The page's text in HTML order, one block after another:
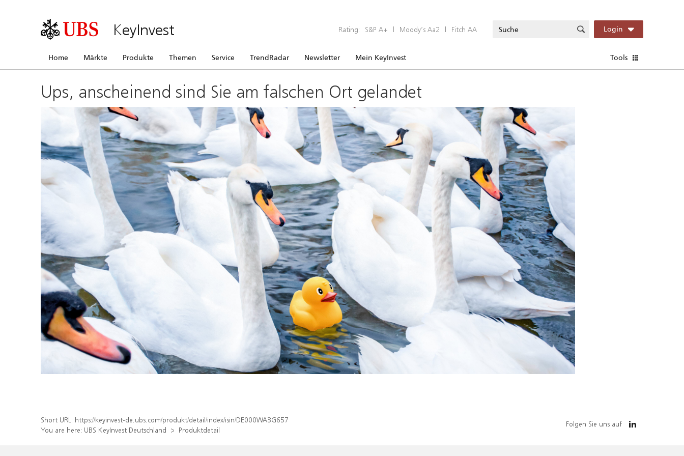
KeyInvest Rating: S&P A+ | Moody’s Aa2 | Fitch AA Login
Home Märkte Produkte Themen Service TrendRadar Newsletter Mein KeyInvest Tools
Ups, anscheinend sind Sie am falschen Ort gelandet
Short URL: https://keyinvest-de.ubs.com/produkt/detail/index/isin/DE000WA3G657
You are here: UBS KeyInvest Deutschland Produktdetail
Folgen Sie uns auf